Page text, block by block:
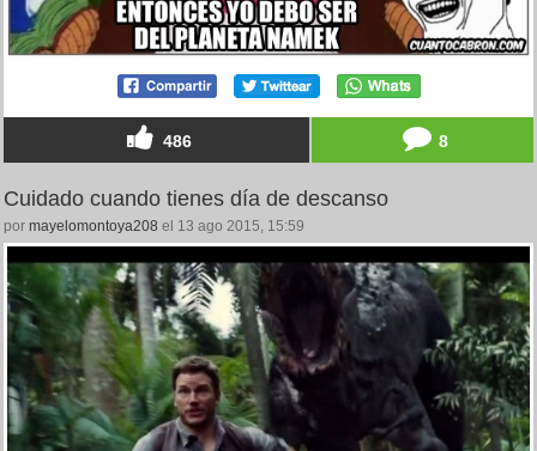
486 8
Cuidado cuando tienes día de descanso
por mayelomontoya208 el 13 ago 2015, 15:59